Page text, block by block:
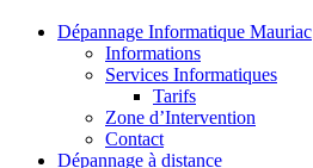
Dépannage Informatique Mauriac
Informations
Services Informatiques
Tarifs
Zone d’Intervention
Contact
Dépannage à distance